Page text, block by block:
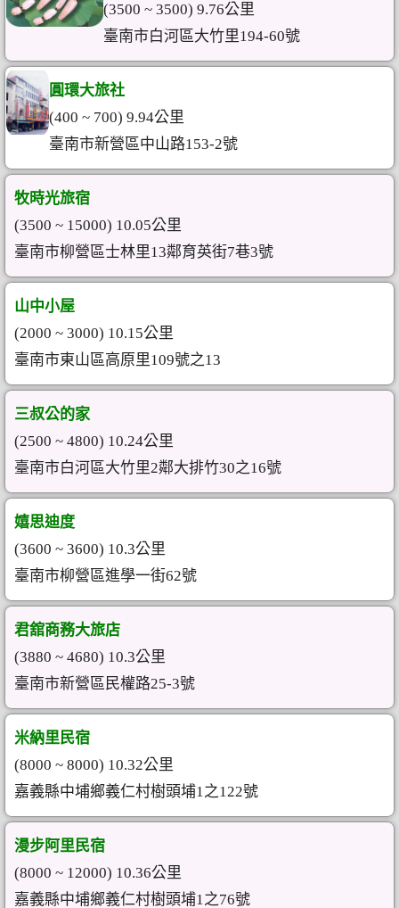
(3500 ~ 3500) 9.76公里
臺南市白河區大竹里194-60號
圓環大旅社
(400 ~ 700) 9.94公里
臺南市新營區中山路153-2號
牧時光旅宿
(3500 ~ 15000) 10.05公里
臺南市柳營區士林里13鄰育英街7巷3號
山中小屋
(2000 ~ 3000) 10.15公里
臺南市東山區高原里109號之13
三叔公的家
(2500 ~ 4800) 10.24公里
臺南市白河區大竹里2鄰大排竹30之16號
嬉思迪度
(3600 ~ 3600) 10.3公里
臺南市柳營區進學一街62號
君舘商務大旅店
(3880 ~ 4680) 10.3公里
臺南市新營區民權路25-3號
米納里民宿
(8000 ~ 8000) 10.32公里
嘉義縣中埔鄉義仁村樹頭埔1之122號
漫步阿里民宿
(8000 ~ 12000) 10.36公里
嘉義縣中埔鄉義仁村樹頭埔1之76號